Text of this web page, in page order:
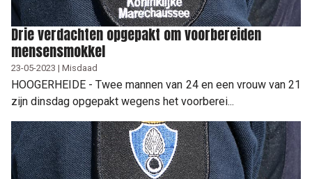
Drie verdachten opgepakt om voorbereiden
mensensmokkel
23-05-2023 | Misdaad
HOOGERHEIDE - Twee mannen van 24 en een vrouw van 21
zijn dinsdag opgepakt wegens het voorberei...